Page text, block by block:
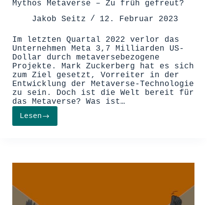
Mythos Metaverse – Zu früh gefreut?
Jakob Seitz
12. Februar 2023
Im letzten Quartal 2022 verlor das
Unternehmen Meta 3,7 Milliarden US-
Dollar durch metaversebezogene
Projekte. Mark Zuckerberg hat es sich
zum Ziel gesetzt, Vorreiter in der
Entwicklung der Metaverse-Technologie
zu sein. Doch ist die Welt bereit für
das Metaverse? Was ist…
LesenMythos
Metaverse
gefreut?